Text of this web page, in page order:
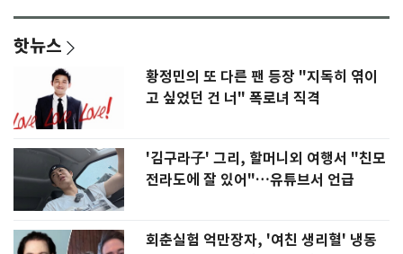
핫뉴스
황정민의 또 다른 팬 등장 "지독히 엮이
고 싶었던 건 너" 폭로녀 직격
'김구라子' 그리, 할머니외 여행서 "친모
전라도에 잘 있어"…유튜브서 언급
회춘실험 억만장자, '여친 생리혈' 냉동